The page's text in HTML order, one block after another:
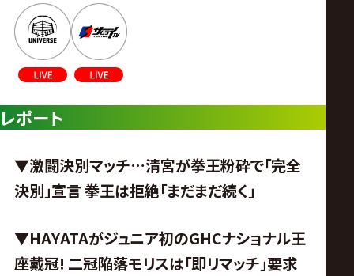
レポート
▼激闘決別マッチ…清宮が拳王粉砕で「完全
決別」宣言 拳王は拒絶「まだまだ続く」
▼HAYATAがジュニア初のGHCナショナル王
座戴冠! 二冠陥落モリスは「即リマッチ」要求